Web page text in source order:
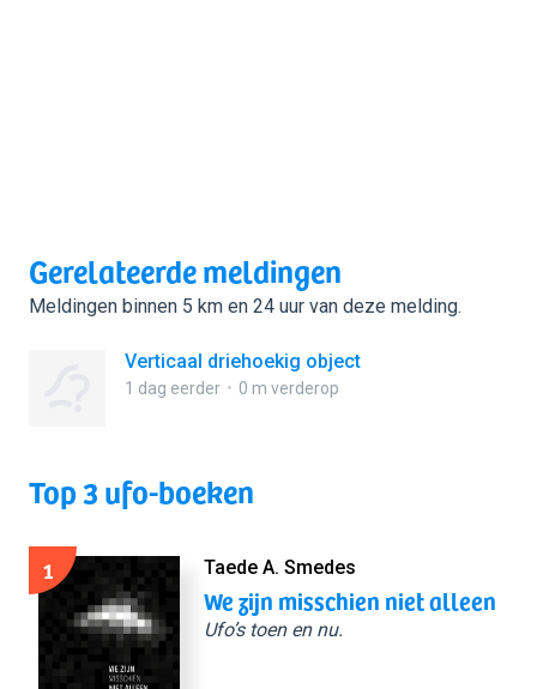
Gerelateerde meldingen
Meldingen binnen 5 km en 24 uur van deze melding.
Verticaal driehoekig object
1 dag eerder 0 m verderop
Top 3 ufo-boeken
1 Taede A. Smedes
We zijn misschien niet alleen
Ufo’s toen en nu.